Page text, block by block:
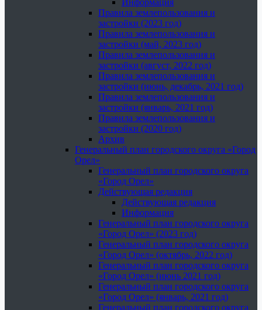
Информация
Правила землепользования и
застройки (2023 год)
Правила землепользования и
застройки (май, 2023 год)
Правила землепользования и
застройки (август, 2022 год)
Правила землепользования и
застройки (июнь, декабрь, 2021 год)
Правила землепользования и
застройки (январь, 2021 год)
Правила землепользования и
застройки (2020 год)
Архив
Генеральный план городского округа «Город
Орел»
Генеральный план городского округа
«Город Орел»
Действующая редакция
Действующая редакция
Информация
Генеральный план городского округа
«Город Орел» (2023 год)
Генеральный план городского округа
«Город Орел» (октябрь, 2022 год)
Генеральный план городского округа
«Город Орел» (июнь 2021 год)
Генеральный план городского округа
«Город Орел» (январь, 2021 год)
Генеральный план городского округа